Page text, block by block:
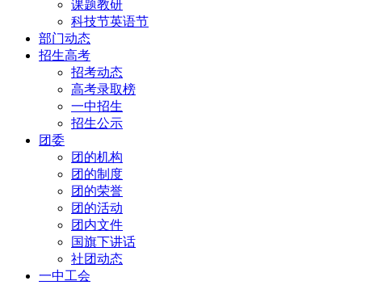
课题教研
科技节英语节
部门动态
招生高考
招考动态
高考录取榜
一中招生
招生公示
团委
团的机构
团的制度
团的荣誉
团的活动
团内文件
国旗下讲话
社团动态
一中工会